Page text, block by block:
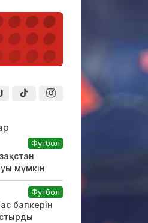
Футбол
мүмкін
Футбол
бапкерін